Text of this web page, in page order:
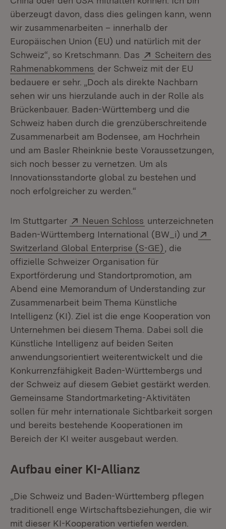
überzeugt davon, dass dies gelingen kann, wenn
wir zusammenarbeiten – innerhalb der
Europäischen Union (EU) und natürlich mit der
Schweiz“, so Kretschmann. Das
Extern:
Scheitern des
Rahmenabkommens (Öffnet in neuem Fenster)
der Schweiz mit der EU
bedauere er sehr. „Doch als direkte Nachbarn
sehen wir uns hierzulande auch in der Rolle als
Brückenbauer. Baden-Württemberg und die
Schweiz haben durch die grenzüberschreitende
Zusammenarbeit am Bodensee, am Hochrhein
und am Basler Rheinknie beste Voraussetzungen,
sich noch besser zu vernetzen. Um als
Innovationsstandorte global zu bestehen und
noch erfolgreicher zu werden.“
Im Stuttgarter Extern:
Neuen Schloss (Öffnet in neuem
unterzeichneten
Baden-Württemberg International (BW_i) und
Switzerland Global Enterprise (S-GE) (Öffnet in
, die
offizielle Schweizer Organisation für
Exportförderung und Standortpromotion, am
Abend eine Memorandum of Understanding zur
Zusammenarbeit beim Thema Künstliche
Intelligenz (KI). Ziel ist die enge Kooperation von
Unternehmen bei diesem Thema. Dabei soll die
Künstliche Intelligenz auf beiden Seiten
anwendungsorientiert weiterentwickelt und die
Konkurrenzfähigkeit Baden-Württembergs und
der Schweiz auf diesem Gebiet gestärkt werden.
Gemeinsame Standortmarketing-Aktivitäten
sollen für mehr internationale Sichtbarkeit sorgen
und bereits bestehende Kooperationen im
Bereich der KI weiter ausgebaut werden.
Aufbau einer KI-Allianz
„Die Schweiz und Baden-Württemberg pflegen
traditionell enge Wirtschaftsbeziehungen, die wir
mit dieser KI-Kooperation vertiefen werden.